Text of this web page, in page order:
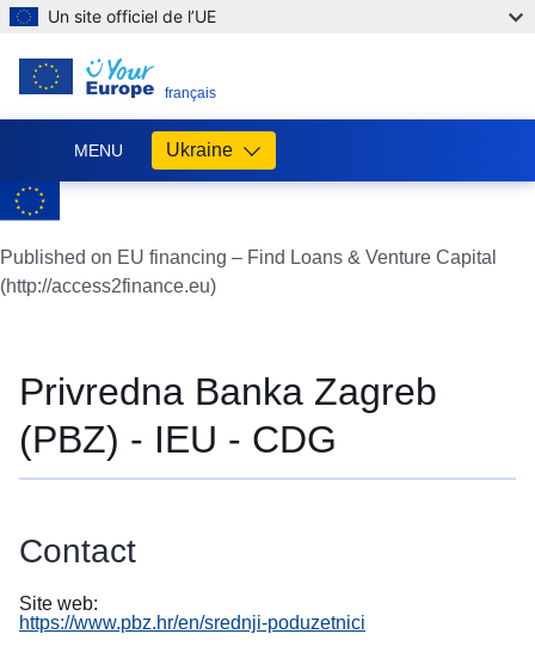
Un site officiel de l’UE
français
MENU Ukraine
Україні
з
України,
що
шукають
порятунку
Як
Published on EU financing – Find Loans & Venture Capital
(http://access2finance.eu)
Privredna Banka Zagreb
(PBZ) - IEU - CDG
Contact
Site web:
https://www.pbz.hr/en/srednji-poduzetnici